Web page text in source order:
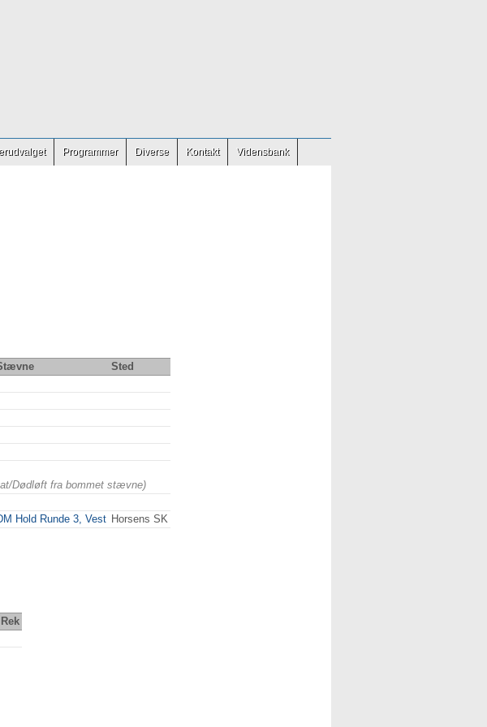
Programmer Diverse Kontakt Vidensbank
Sted
Dødløft fra bommet stævne)
Hold Runde 3, Vest Horsens SK
Rek